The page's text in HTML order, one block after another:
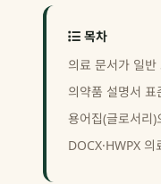
목차
의료 문서가 일반
의약품 설명서 표
용어집(글로서리
DOCX·HWPX